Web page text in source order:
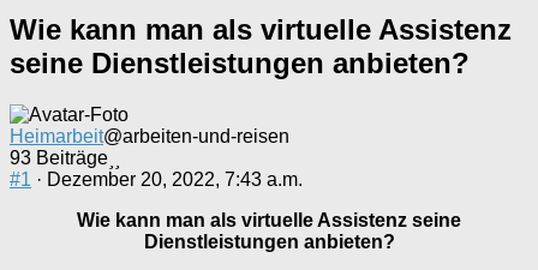
Wie kann man als virtuelle Assistenz
seine Dienstleistungen anbieten?
Heimarbeit@arbeiten-und-reisen
93 Beiträge
#1 · Dezember 20, 2022, 7:43 a.m.
Wie kann man als virtuelle Assistenz seine
Dienstleistungen anbieten?